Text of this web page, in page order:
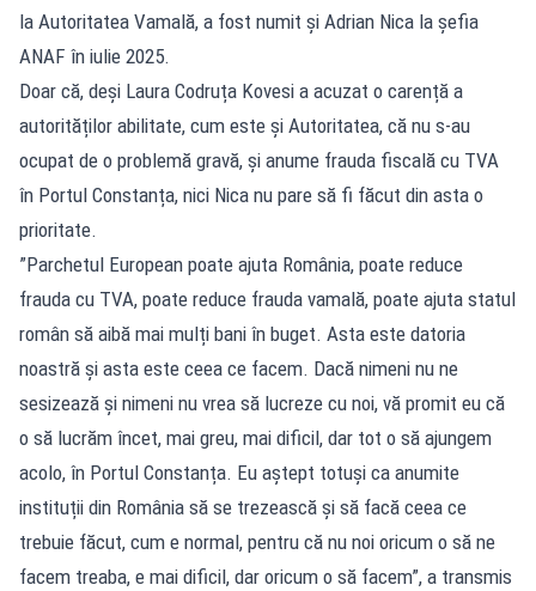
la Autoritatea Vamală, a fost numit și Adrian Nica la șefia
ANAF în iulie 2025.
Doar că, deși Laura Codruța Kovesi a acuzat o carență a
autorităților abilitate, cum este și Autoritatea, că nu s-au
ocupat de o problemă gravă, și anume frauda fiscală cu TVA
în Portul Constanța, nici Nica nu pare să fi făcut din asta o
prioritate.
”Parchetul European poate ajuta România, poate reduce
frauda cu TVA, poate reduce frauda vamală, poate ajuta statul
român să aibă mai mulți bani în buget. Asta este datoria
noastră și asta este ceea ce facem. Dacă nimeni nu ne
sesizează și nimeni nu vrea să lucreze cu noi, vă promit eu că
o să lucrăm încet, mai greu, mai dificil, dar tot o să ajungem
acolo, în Portul Constanța. Eu aștept totuși ca anumite
instituții din România să se trezească și să facă ceea ce
trebuie făcut, cum e normal, pentru că nu noi oricum o să ne
facem treaba, e mai dificil, dar oricum o să facem”, a transmis